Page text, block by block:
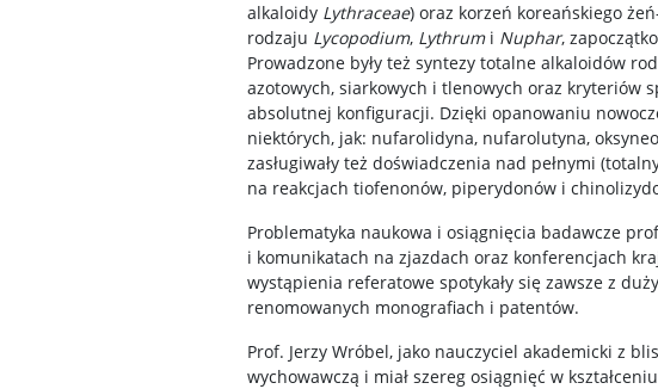
alkaloidy Lythraceae) oraz korzeń koreańskiego
rodzaju Lycopodium, Lythrumi Nuphar,
Prowadzone były też syntezy totalne alkaloidów
azotowych, siarkowych i tlenowych oraz
absolutnej konfiguracji. Dzięki opanowaniu
niektórych, jak: nufarolidyna, nufarolutyna,
zasługiwały też doświadczenia nad pełnymi
na reakcjach tiofenonów, piperydonów i
Problematyka naukowa i osiągnięcia badawcze
i komunikatach na zjazdach oraz konferencjach
wystąpienia referatowe spotykały się zawsze z
renomowanych monografiach i patentów.
Prof. Jerzy Wróbel, jako nauczyciel akademicki z
wychowawczą i miał szereg osiągnięć w